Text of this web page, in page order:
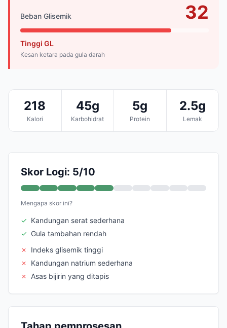
Beban Glisemik 32
Tinggi GL
Kesan ketara pada gula darah
218
Kalori
45g
Karbohidrat
5g
Protein
2.5g
Lemak
Skor Logi: 5/10
Mengapa skor ini?
✓ Kandungan serat sederhana
✓ Gula tambahan rendah
✗
Indeks glisemik tinggi
✗
Kandungan natrium sederhana
✗
Asas bijirin yang ditapis